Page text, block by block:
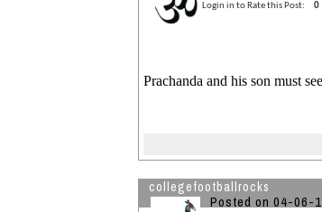
Login in to Rate this Post: 0
Prachanda and his son must
collegefootballrocks
Posted on 04-06-